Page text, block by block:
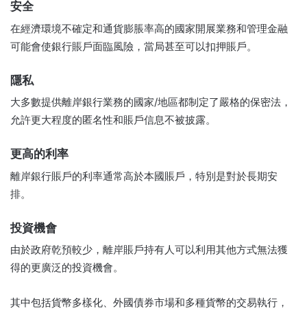
安全
在經濟環境不確定和通貨膨脹率高的國家開展業務和管理金融
可能會使銀行賬戶面臨風險，當局甚至可以扣押賬戶。
隱私
大多數提供離岸銀行業務的國家/地區都制定了嚴格的保密法，
允許更大程度的匿名性和賬戶信息不被披露。
更高的利率
離岸銀行賬戶的利率通常高於本國賬戶，特別是對於長期安
排。
投資機會
由於政府乾預較少，離岸賬戶持有人可以利用其他方式無法獲
得的更廣泛的投資機會。
其中包括貨幣多樣化、外國債券市場和多種貨幣的交易執行，